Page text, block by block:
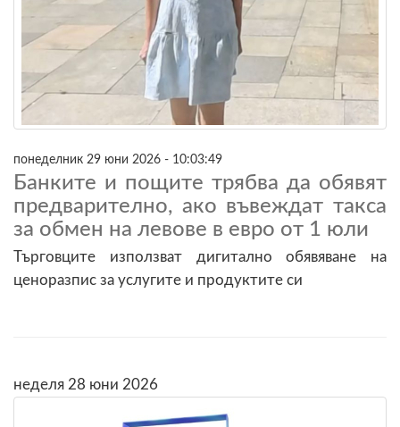
понеделник 29 юни 2026 - 10:03:49
Банките и пощите трябва да обявят
предварително, ако въвеждат такса
за обмен на левове в евро от 1 юли
Търговците използват дигитално обявяване на
ценоразпис за услугите и продуктите си
неделя 28 юни 2026